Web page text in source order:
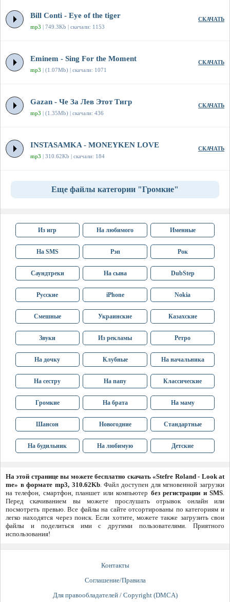
Bill Conti - Eye of the tiger
mp3 | 749.3Kb | скачали: 1153
СКАЧАТЬ
Eminem - Sing For the Moment
mp3 | (1.07Mb) | скачали: 1071
СКАЧАТЬ
Gazan - Че За Лев Этот Тигр
mp3 | (1.35Mb) | скачали: 436
СКАЧАТЬ
INSTASAMKA - MONEYKEN LOVE
mp3 | 310.62Kb | скачали: 184
СКАЧАТЬ
Еще файлы категории "Громкие"
Из игр На любимого Именные
На SMS Рэп Рок
Саундтреки На сына DubStep
Русские iPhone Nokia
Смешные Украинские Казахские
Звуки Из рекламы Ретро
На дочку Клубные На начальника
На сестру На папу Классические
Громкие На брата На маму
Шансон Новогодние Стандартные
На будильник На любимую Детские
На этой странице вы можете бесплатно скачать «Stefre Roland - Look at
me» в формате mp3, 310.62Kb. Файл доступен для мгновенной загрузки
на телефон, смартфон, планшет или компьютер без регистрации и SMS.
Перед скачиванием вы можете прослушать отрывок онлайн или
посмотреть превью. Все файлы на сайте отсортированы по категориям и
легко находятся через поиск. Если хотите, можете также загрузить свои
файлы и поделиться ими с другими пользователями. Приятного
использования!
Контакты
Соглашение/Правила
Для правообладателей / Copyright (DMCA)